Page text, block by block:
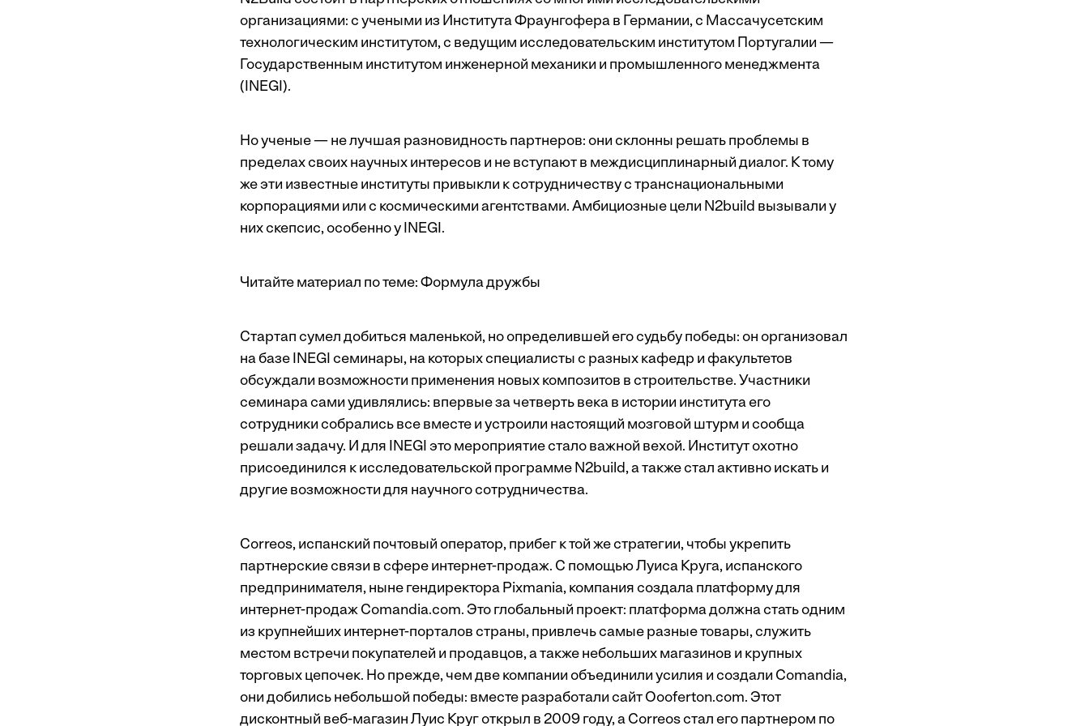
организациями: с учеными из Института Фраунгофера в Германии, с Массачусетским
технологическим институтом, с ведущим исследовательским институтом Португалии —
Государственным институтом инженерной механики и промышленного менеджмента
(INEGI).
Но ученые — не лучшая разновидность партнеров: они склонны решать проблемы в
пределах своих научных интересов и не вступают в междисциплинарный диалог. К тому
же эти известные институты привыкли к сотрудничеству с транснациональными
корпорациями или с космическими агентствами. Амбициозные цели N2build вызывали у
них скепсис, особенно у INEGI.
Читайте материал по теме: Формула дружбы
Стартап сумел добиться маленькой, но определившей его судьбу победы: он организовал
на базе INEGI семинары, на которых специалисты с разных кафедр и факультетов
обсуждали возможности применения новых композитов в строительстве. Участники
семинара сами удивлялись: впервые за четверть века в истории института его
сотрудники собрались все вместе и устроили настоящий мозговой штурм и сообща
решали задачу. И для INEGI это мероприятие стало важной вехой. Институт охотно
присоединился к исследовательской программе N2build, а также стал активно искать и
другие возможности для научного сотрудничества.
Correos, испанский почтовый оператор, прибег к той же стратегии, чтобы укрепить
партнерские связи в сфере интернет-продаж. С помощью Луиса Круга, испанского
предпринимателя, ныне гендиректора Pixmania, компания создала платформу для
интернет-продаж Comandia.com. Это глобальный проект: платформа должна стать одним
из крупнейших интернет-порталов страны, привлечь самые разные товары, служить
местом встречи покупателей и продавцов, а также небольших магазинов и крупных
торговых цепочек. Но прежде, чем две компании объединили усилия и создали Comandia,
они добились небольшой победы: вместе разработали сайт Oooferton.com. Этот
дисконтный веб-магазин Луис Круг открыл в 2009 году, а Correos стал его партнером по